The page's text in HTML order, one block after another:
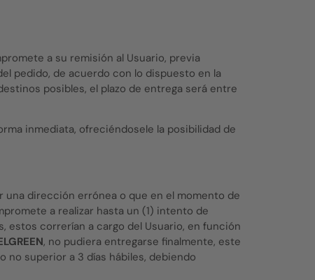
a su remisión al Usuario, previa
pedido, de acuerdo con lo dispuesto en la
posibles, el plazo de entrega será entre
inmediata, ofreciéndosele la posibilidad de
una dirección errónea o que en el momento de
a realizar hasta un (1) intento de
estos correrían a cargo del Usuario, en función
, no pudiera entregarse finalmente, este
no superior a 3 días hábiles, debiendo